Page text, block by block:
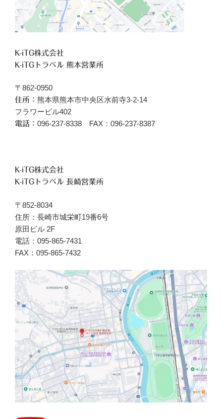
K-iTG株式会社
K-iTGトラベル 熊本営業所
〒862-0950
住所： 熊本県熊本市中央区水前寺3-2-14
フラワービル402
電話： 096‐237-8338 FAX：096-237-8387
K-iTG株式会社
K-iTGトラベル 長崎営業所
〒852-8034
住所：長崎市城栄町19番6号
原田ビル 2F
電話：095-865-7431
FAX：095-865-7432